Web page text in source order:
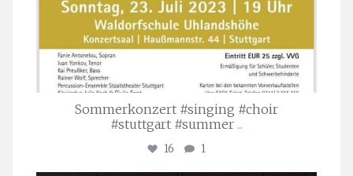
Sommerkonzert #singing #choir
#stuttgart #summer ...
16 1